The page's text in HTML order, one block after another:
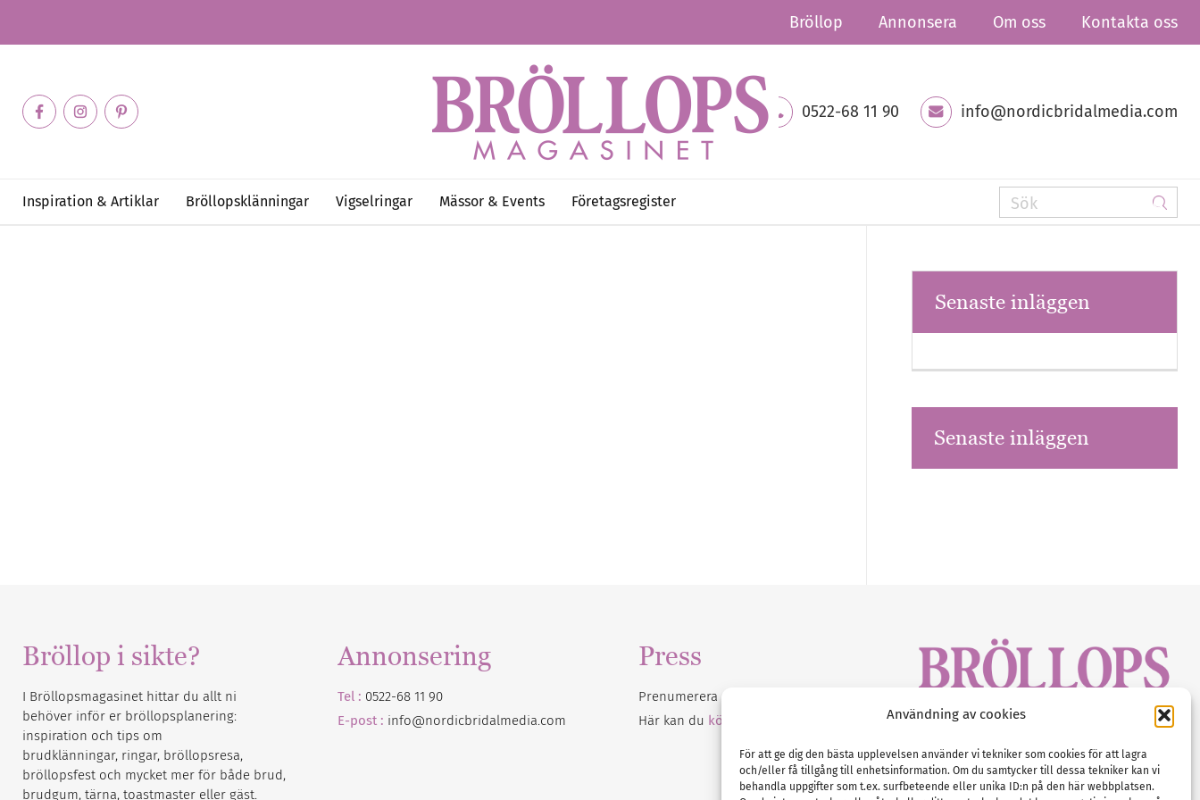
Användning av cookies
För att ge dig den bästa upplevelsen använder vi tekniker som cookies för att lagra
och/eller få tillgång till enhetsinformation. Om du samtycker till dessa tekniker kan vi
behandla uppgifter som t.ex. surfbeteende eller unika ID:n på den här webbplatsen.
Bröllop Annonsera Om oss Kontakta oss
0522-68 11 90 info@nordicbridalmedia.com
Inspiration & Artiklar Bröllopsklänningar Vigselringar Mässor & Events Företagsregister
Senaste inläggen
Senaste inläggen
Bröllop i sikte?
I Bröllopsmagasinet hittar du allt ni
behöver inför er bröllopsplanering:
inspiration och tips om
brudklänningar, ringar, bröllopsresa,
bröllopsfest och mycket mer för både brud,
brudgum, tärna, toastmaster eller gäst.
Annonsering
Tel : 0522-68 11 90
E-post : info@nordicbridalmedia.com
Press
Prenumerera på vårt
Här kan du köpa Bröllopsmagasinet
Tel :0522-68 11 90
E-post:info@nordicbridalmedia.com